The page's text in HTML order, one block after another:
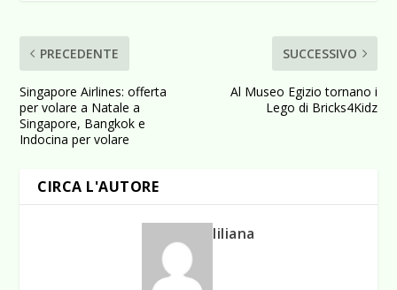
PRECEDENTE
Singapore Airlines: offerta
per volare a Natale a
Singapore, Bangkok e
Indocina per volare
SUCCESSIVO
Al Museo Egizio tornano i
Lego di Bricks4Kidz
CIRCA L'AUTORE
liliana